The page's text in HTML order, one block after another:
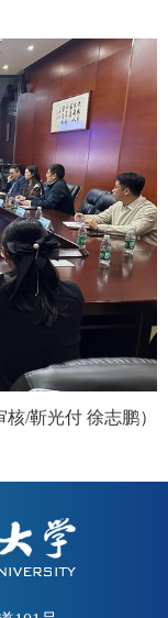
核/靳光付 徐志鹏）